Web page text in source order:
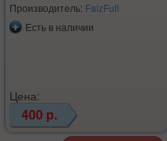
Производитель: FaizFull
Есть в наличии
Цена:
400 р.